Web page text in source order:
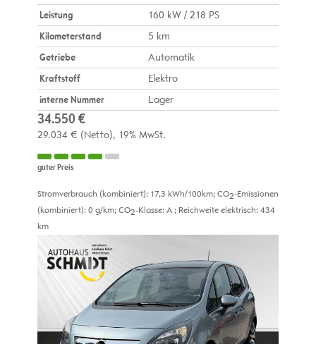
Leistung
160 kW / 218 PS
Kilometerstand
5 km
Getriebe
Automatik
Kraftstoff
Elektro
interne Nummer
Lager
34.550 €
29.034 € (Netto) 19% MwSt.
guter Preis
Stromverbrauch (kombiniert): 17,3 kWh/100km; CO2-Emissionen
(kombiniert): 0 g/km; CO2-Klasse: A ; Reichweite elektrisch: 434
km